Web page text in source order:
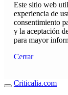
Este sitio web
experiencia de
consentimiento
y la aceptación
para mayor
Cerrar
Criticalia.com